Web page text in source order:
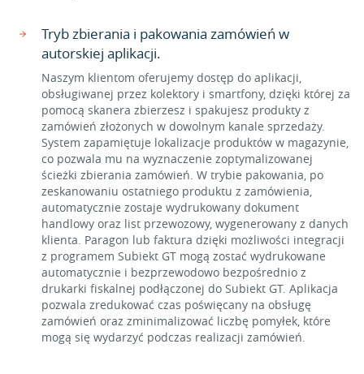
Tryb zbierania i pakowania zamówień w
autorskiej aplikacji.
Naszym klientom oferujemy dostęp do aplikacji,
obsługiwanej przez kolektory i smartfony, dzięki której za
pomocą skanera zbierzesz i spakujesz produkty z
zamówień złożonych w dowolnym kanale sprzedaży.
System zapamiętuje lokalizacje produktów w magazynie,
co pozwala mu na wyznaczenie zoptymalizowanej
ścieżki zbierania zamówień. W trybie pakowania, po
zeskanowaniu ostatniego produktu z zamówienia,
automatycznie zostaje wydrukowany dokument
handlowy oraz list przewozowy, wygenerowany z danych
klienta. Paragon lub faktura dzięki możliwości integracji
z programem Subiekt GT mogą zostać wydrukowane
automatycznie i bezprzewodowo bezpośrednio z
drukarki fiskalnej podłączonej do Subiekt GT. Aplikacja
pozwala zredukować czas poświęcany na obsługę
zamówień oraz zminimalizować liczbę pomyłek, które
mogą się wydarzyć podczas realizacji zamówień.